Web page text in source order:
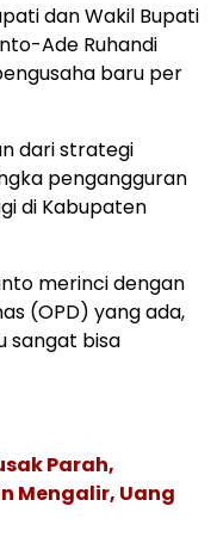
dan Wakil Bupati
Ade Ruhandi
baru per
dari strategi
pengangguran
di Kabupaten
merinci dengan
(OPD) yang ada,
sangat bisa
Parah,
Mengalir, Uang